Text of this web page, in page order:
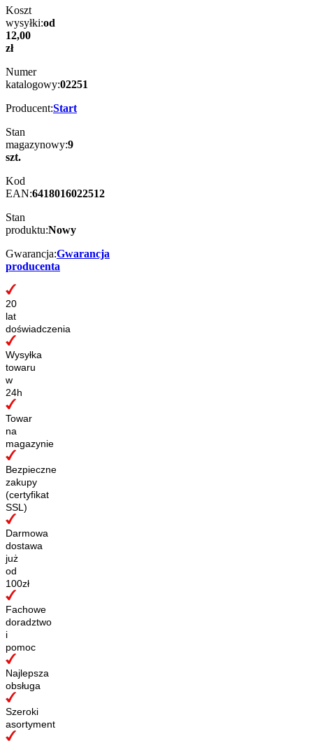
Koszt
wysyłki:od
12,00
zł
Numer
katalogowy:02251
Producent:Start
Stan
magazynowy:9
szt.
Kod
EAN:6418016022512
Stan
produktu:Nowy
Gwarancja:Gwarancja
producenta
20
lat
doświadczenia
Wysyłka
towaru
w
24h
Towar
na
magazynie
Bezpieczne
zakupy
(certyfikat
SSL)
Darmowa
dostawa
już
od
100zł
Fachowe
doradztwo
i
pomoc
Najlepsza
obsługa
Szeroki
asortyment